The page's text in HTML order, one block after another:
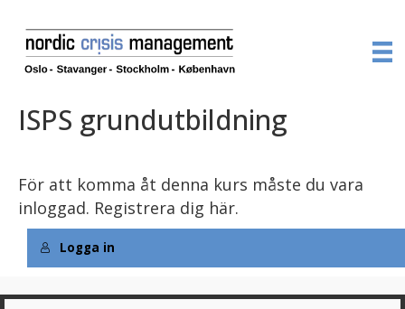
ISPS grundutbildning
För att komma åt denna kurs måste du vara
inloggad. Registrera dig här.
Logga in